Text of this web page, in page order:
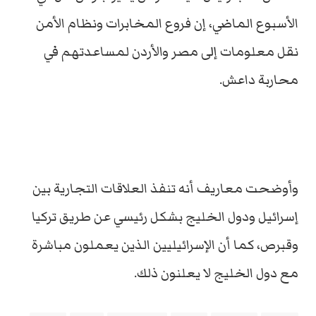
الأسبوع الماضي، إن فروع المخابرات ونظام الأمن
نقل معلومات إلى مصر والأردن لمساعدتهم في
محاربة داعش.
وأوضحت معاريف أنه تنفذ العلاقات التجارية بين
إسرائيل ودول الخليج بشكل رئيسي عن طريق تركيا
وقبرص، كما أن الإسرائيليين الذين يعملون مباشرة
مع دول الخليج لا يعلنون ذلك.